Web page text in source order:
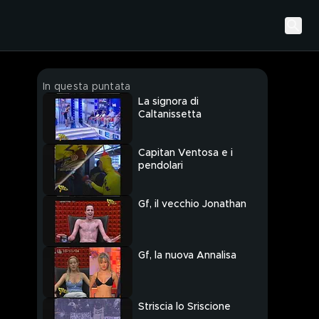
In questa puntata
La signora di
Caltanissetta
Capitan Ventosa e i
pendolari
Gf, il vecchio Jonathan
Gf, la nuova Annalisa
Striscia lo Sriscione